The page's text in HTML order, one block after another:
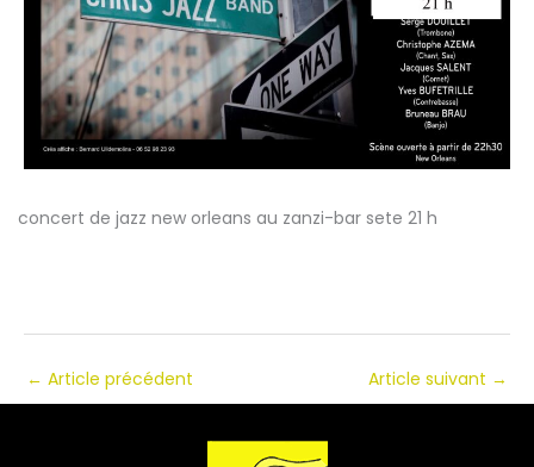
concert de jazz new orleans au zanzi-bar sete 21 h
← Article précédent Article suivant →